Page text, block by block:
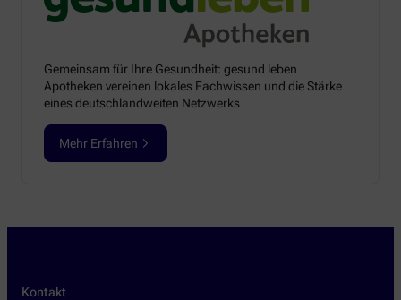
Gemeinsam für Ihre Gesundheit: gesund leben
Apotheken vereinen lokales Fachwissen und die Stärke
eines deutschlandweiten Netzwerks
Mehr Erfahren
Kontakt